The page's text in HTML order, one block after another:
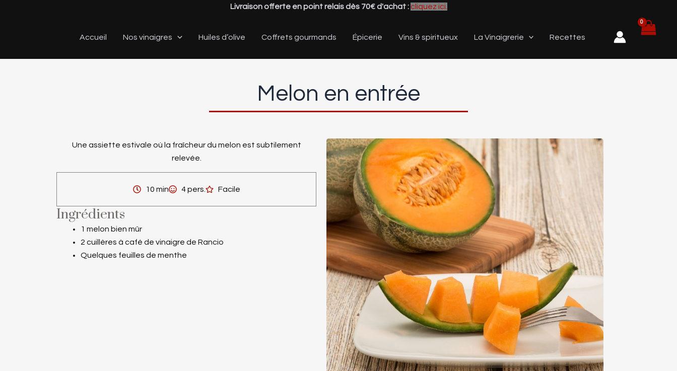
Livraison offerte en point relais dès 70€ d'achat : cliquez ici.
Accueil Nos vinaigres Huiles d’olive Coffrets gourmands Épicerie Vins & spiritueux La Vinaigrerie Recettes
Melon en entrée
Une assiette estivale où la fraîcheur du melon est subtilement
relevée.
10 min 4 pers. Facile
Ingrédients
1 melon bien mûr
2 cuillères à café de vinaigre de Rancio
Quelques feuilles de menthe